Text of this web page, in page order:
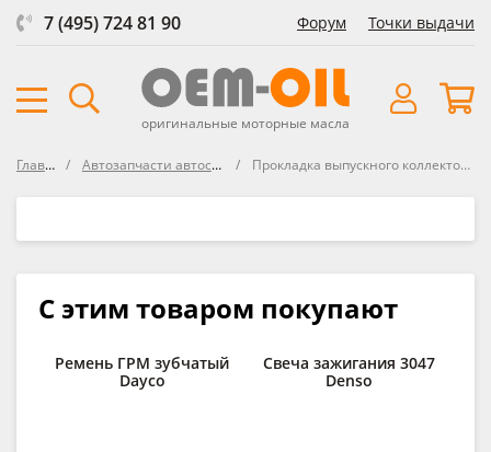
7 (495) 724 81 90 Форум Точки выдачи
оригинальные моторные масла
Главная Автозапчасти автосозданные Прокладка выпускного коллектора Elwis Royal
С этим товаром покупают
Ремень ГРМ зубчатый
Dayco
Свеча зажигания 3047
Denso